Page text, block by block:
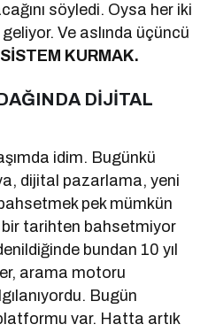
söyledi. Oysa her iki
Ve aslında üçüncü
KURMAK.
DİJİTAL
idim. Bugünkü
dijital pazarlama, yeni
pek mümkün
bir tarihten bahsetmiyor
bundan 10 yıl
arama motoru
Bugün
var. Hatta artık